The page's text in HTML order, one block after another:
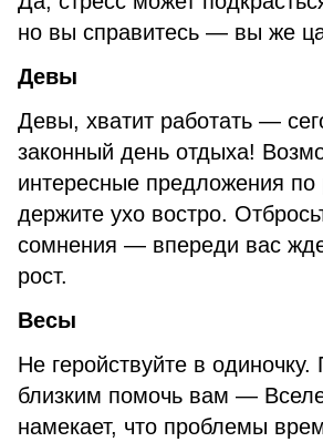
но вы справитесь — вы же
Девы
Девы, хватит работать —
законный день отдыха!
интересные предложения по
держите ухо востро.
сомнения — впереди вас
рост.
Весы
Не геройствуйте в одиночку.
близким помочь вам —
намекает, что проблемы